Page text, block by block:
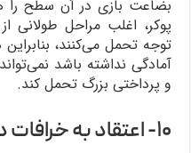
بضاعت بازی در آن سطح را
پوکر، اغلب مراحل طولانی
توجه تحمل می‌کنند،
آمادگی نداشته باشد
و پرداختی بزرگ تحمل کند.
۱۰- اعتقاد به خرافات در قمار